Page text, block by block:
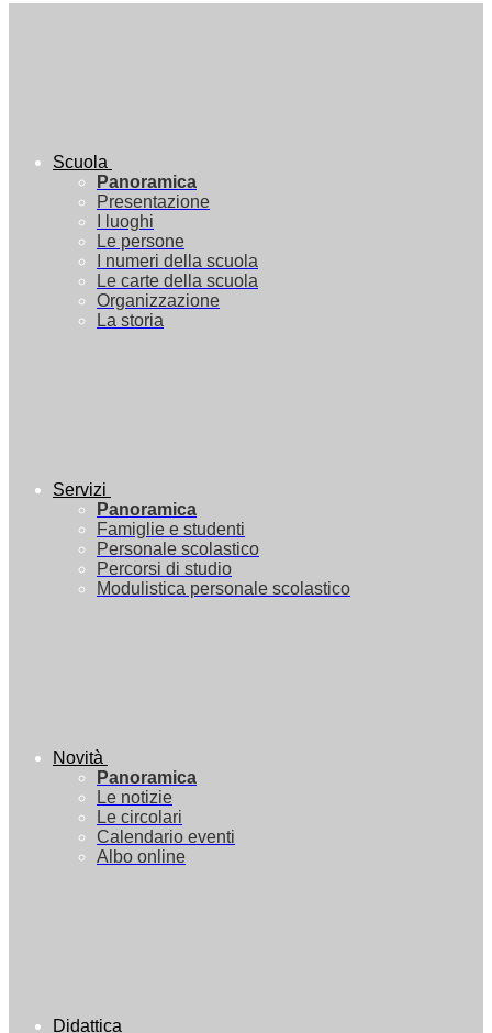
Scuola
Panoramica
Presentazione
I luoghi
Le persone
I numeri della scuola
Le carte della scuola
Organizzazione
La storia
Servizi
Panoramica
Famiglie e studenti
Personale scolastico
Percorsi di studio
Modulistica personale scolastico
Novità
Panoramica
Le notizie
Le circolari
Calendario eventi
Albo online
Didattica